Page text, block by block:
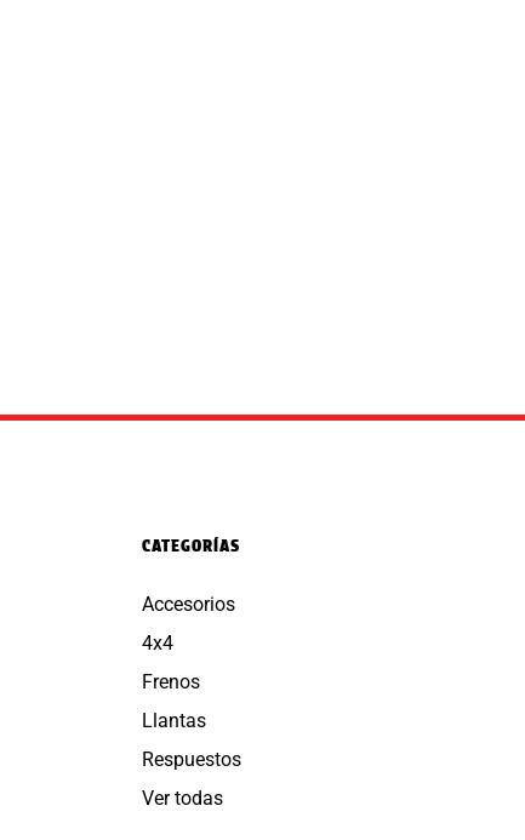
CATEGORÍAS
Accesorios
4x4
Frenos
Llantas
Respuestos
Ver todas